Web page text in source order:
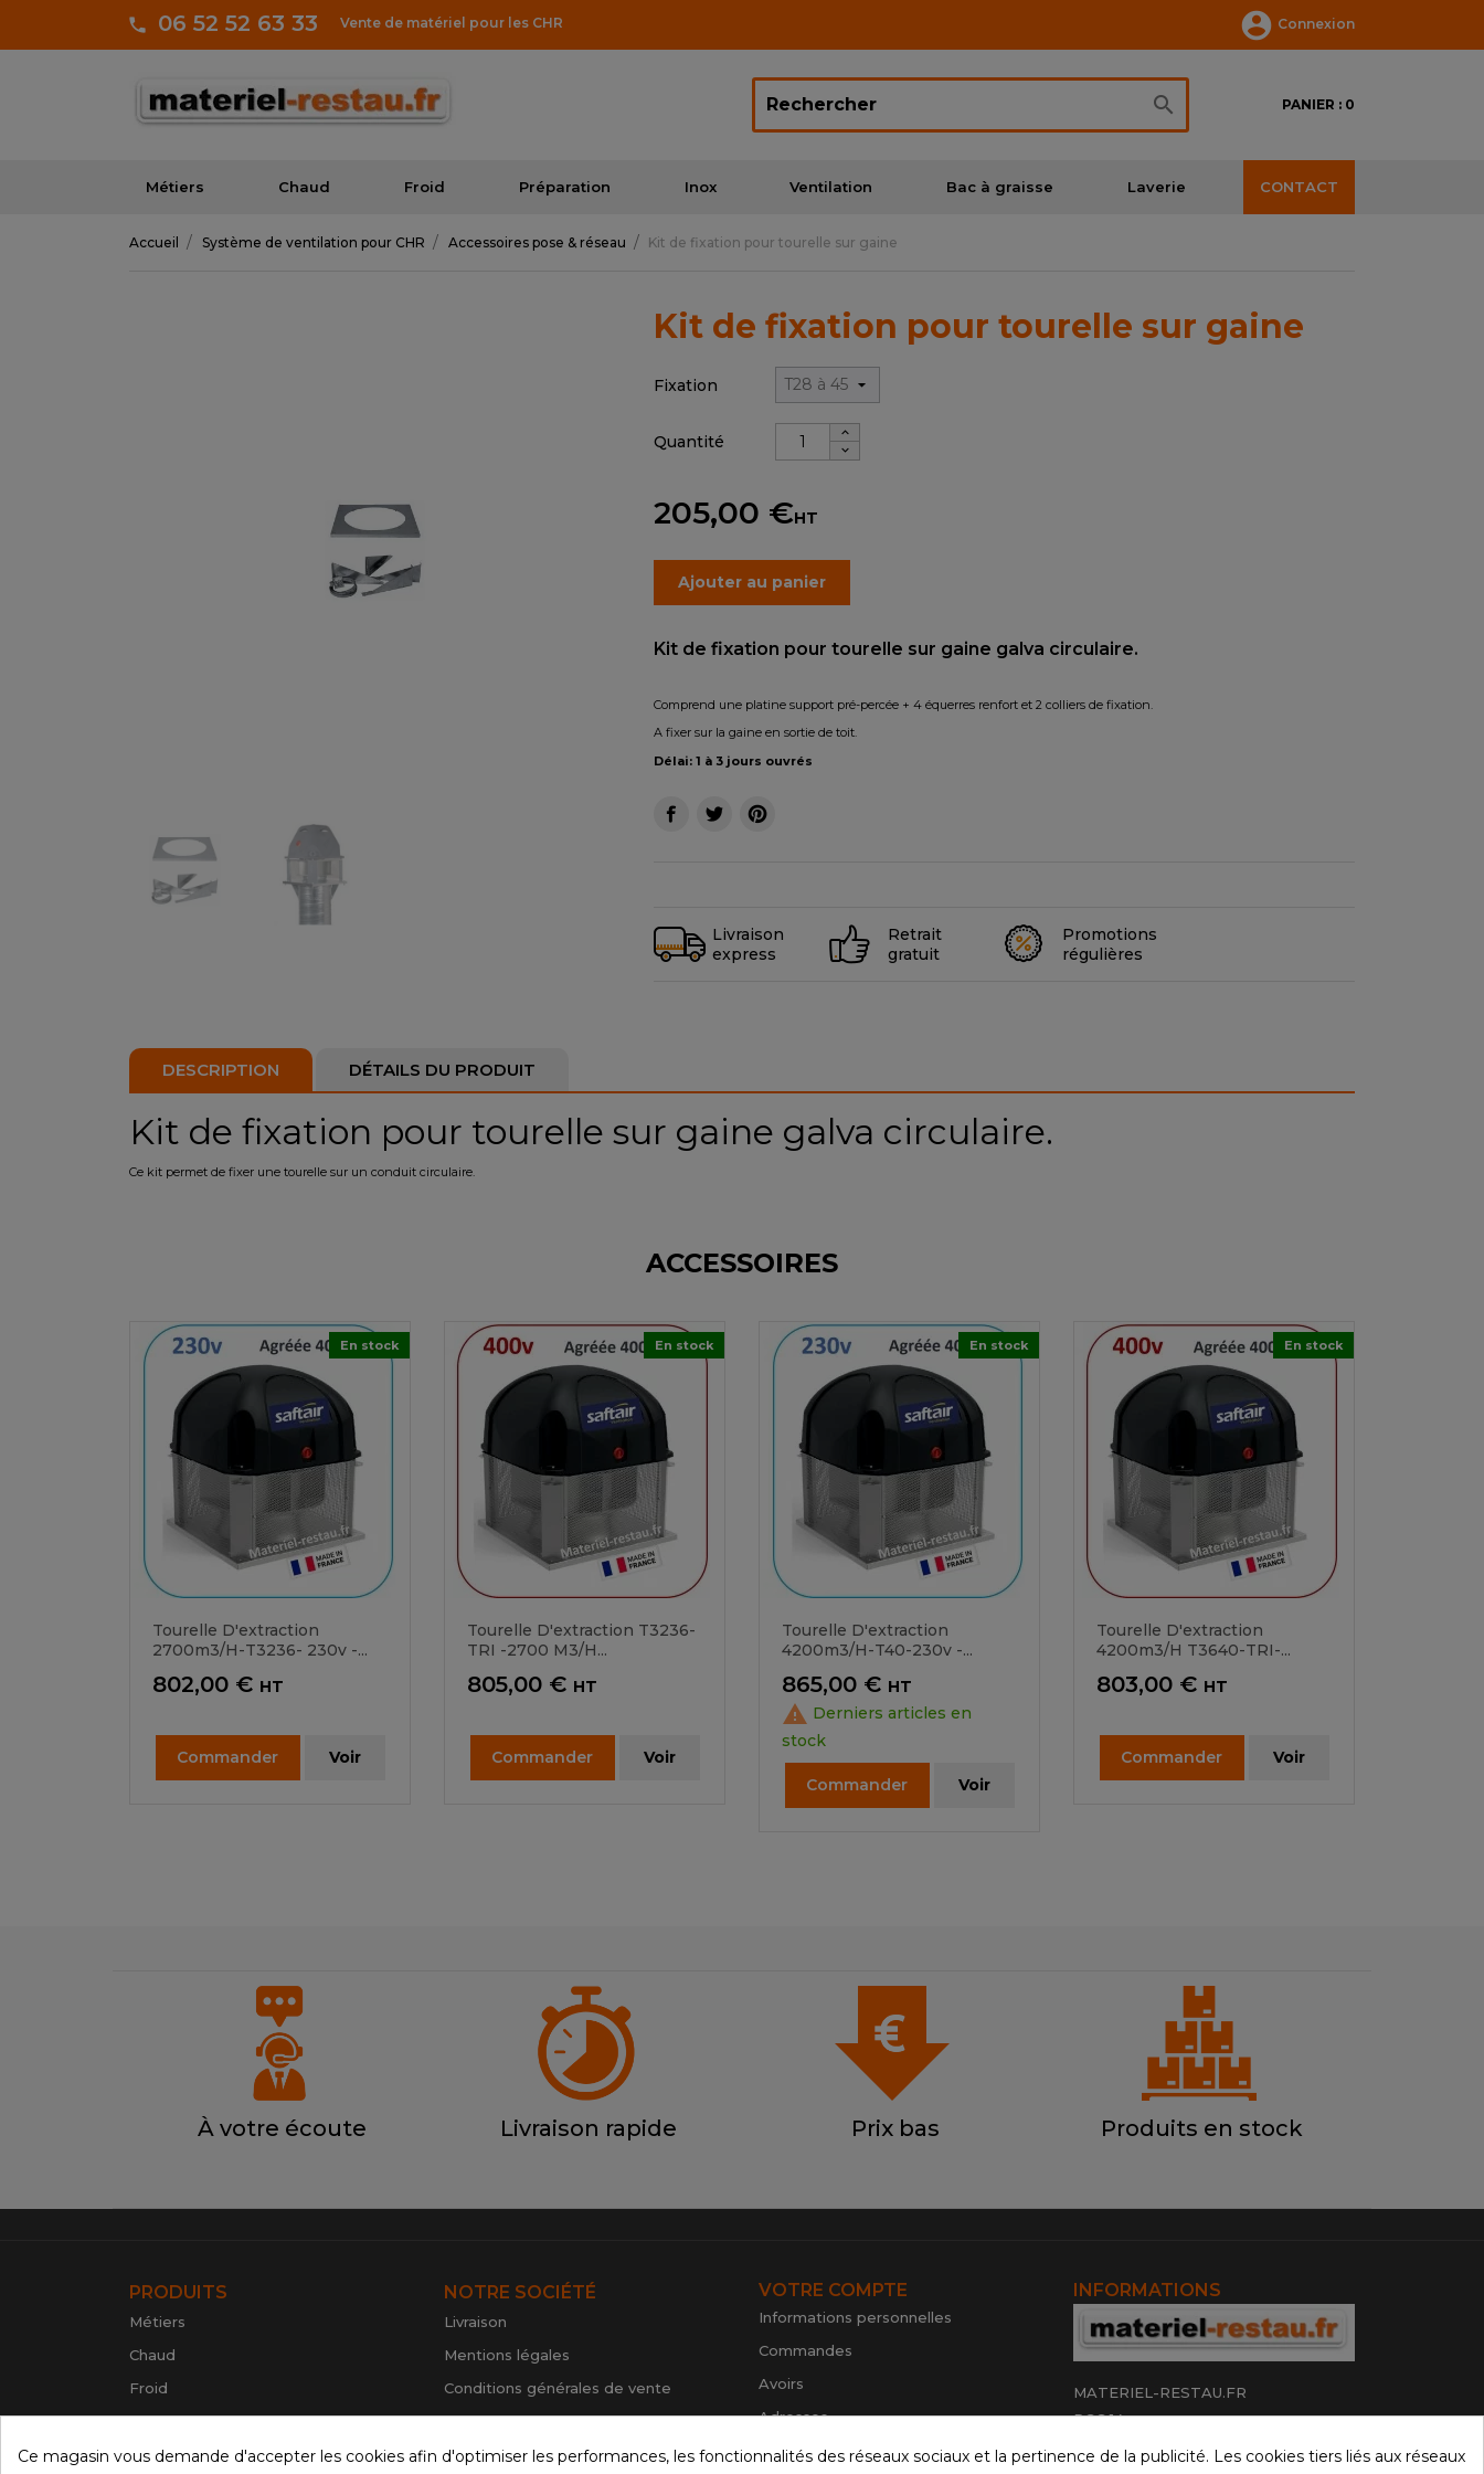
06 52 52 63 33 Vente de matériel pour les CHR  Connexion
 PANIER : 0
Métiers Chaud Froid Préparation Inox Ventilation Bac à graisse Laverie CONTACT
Accueil Système de ventilation pour CHR Accessoires pose & réseau Kit de fixation pour tourelle sur gaine
Kit de fixation pour tourelle sur gaine
Fixation
Quantité
205,00 €HT
Ajouter au panier
Kit de fixation pour tourelle sur gaine galva circulaire.
Comprend une platine support pré-percée + 4 équerres renfort et 2 colliers de fixation.
A fixer sur la gaine en sortie de toit.
Délai: 1 à 3 jours ouvrés
Livraison
express
Retrait
gratuit
Promotions
régulières
DESCRIPTION DÉTAILS DU PRODUIT
Kit de fixation pour tourelle sur gaine galva circulaire.
Ce kit permet de fixer une tourelle sur un conduit circulaire.
ACCESSOIRES
Tourelle D'extraction
2700m3/h-T3236- 230v -...
Prix
802,00 € HT
Commander Voir
En stock
Tourelle D'extraction T3236-
TRI -2700 M3/h...
Prix
805,00 € HT
Commander Voir
En stock
Tourelle D'extraction
4200m3/h-T40-230v -...
Prix
865,00 € HT
 Derniers articles en
stock
Commander Voir
En stock
Tourelle D'extraction
4200m3/h T3640-TRI-...
Prix
803,00 € HT
Commander Voir
En stock
À votre écoute Livraison rapide Prix bas Produits en stock
PRODUITS
Métiers
Chaud
Froid
Préparation
Inox
NOTRE SOCIÉTÉ
Livraison
Mentions légales
Conditions générales de vente
Paiement sécurisé
Politique de confidentialité
VOTRE COMPTE
Informations personnelles
Commandes
Avoirs
Adresses
Mes alertes
INFORMATIONS
MATERIEL-RESTAU.FR
PGC 14
16 rue de la Villa Romaine
Ce magasin vous demande d'accepter les cookies afin d'optimiser les performances, les fonctionnalités des réseaux sociaux et la pertinence de la publicité. Les cookies tiers liés aux réseaux